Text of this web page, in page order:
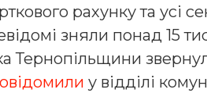
рахунку та усі
зняли понад 15
Тернопільщини
у відділі